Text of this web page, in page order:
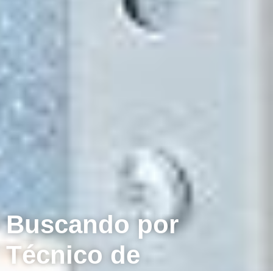
Buscando por
Técnico de